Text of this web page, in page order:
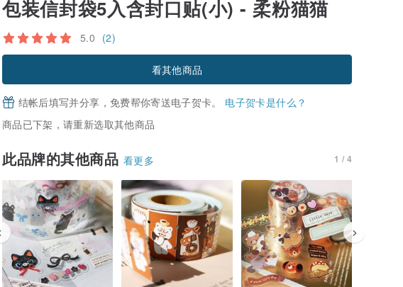
包装信封袋5入含封口贴(小) - 柔粉猫猫
5.0 (2)
看其他商品
结帐后填写并分享，免费帮你寄送电子贺卡。 电子贺卡是什么？
商品已下架，请重新选取其他商品
此品牌的其他商品 看更多 1 / 4